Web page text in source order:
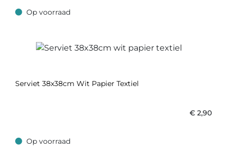
Op voorraad
Op voorraad
Serviet 38x38cm Wit Papier Textiel
€ 2,90
Op voorraad
Op voorraad